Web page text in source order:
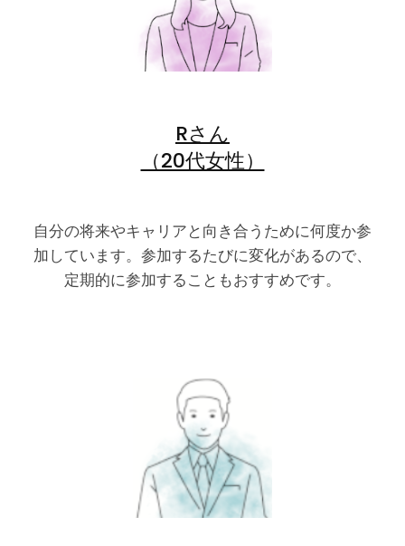
Rさん
（20代女性）
自分の将来やキャリアと向き合うために何度か参
加しています。参加するたびに変化があるので、
定期的に参加することもおすすめです。